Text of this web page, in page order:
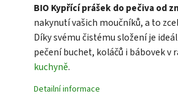
BIO Kypřící prášek do pečiva od
nakynutí vašich moučníků, a to
Díky svému čistému složení je
pečení buchet, koláčů i bábovek v
kuchyně.
Detailní informace